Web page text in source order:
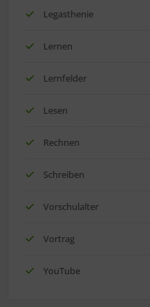
Legasthenie
Lernen
Lernfelder
Lesen
Rechnen
Schreiben
Vorschulalter
Vortrag
YouTube